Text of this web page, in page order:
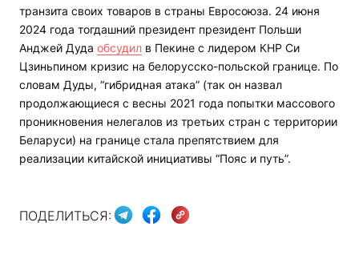
транзита своих товаров в страны Евросоюза. 24 июня
2024 года тогдашний президент президент Польши
Анджей Дуда обсудил в Пекине с лидером КНР Си
Цзиньпином кризис на белорусско-польской границе. По
словам Дуды, “гибридная атака” (так он назвал
продолжающиеся с весны 2021 года попытки массового
проникновения нелегалов из третьих стран с территории
Беларуси) на границе стала препятствием для
реализации китайской инициативы “Пояс и путь”.
ПОДЕЛИТЬСЯ: